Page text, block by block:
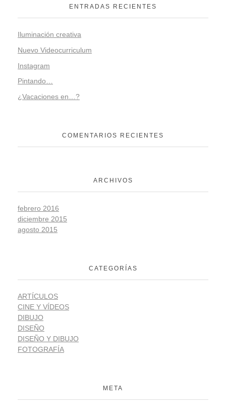
ENTRADAS RECIENTES
Iluminación creativa
Nuevo Videocurriculum
Instagram
Pintando…
¿Vacaciones en…?
COMENTARIOS RECIENTES
ARCHIVOS
febrero 2016
diciembre 2015
agosto 2015
CATEGORÍAS
ARTÍCULOS
CINE Y VÍDEOS
DIBUJO
DISEÑO
DISEÑO Y DIBUJO
FOTOGRAFÍA
META